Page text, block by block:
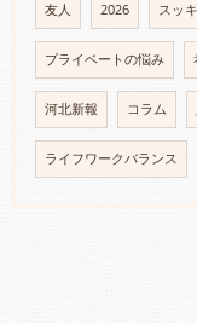
友人 2026 スッ
プライベートの悩み
河北新報 コラム
ライフワークバランス